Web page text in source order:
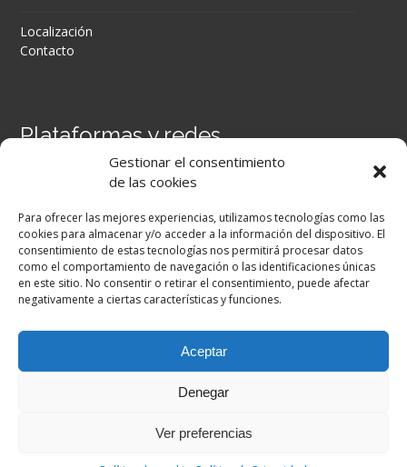
Gestionar el consentimiento
de las cookies
Para ofrecer las mejores experiencias, utilizamos tecnologías como las
cookies para almacenar y/o acceder a la información del dispositivo. El
consentimiento de estas tecnologías nos permitirá procesar datos
como el comportamiento de navegación o las identificaciones únicas
en este sitio. No consentir o retirar el consentimiento, puede afectar
negativamente a ciertas características y funciones.
Aceptar
Denegar
Ver preferencias
Localización
Contacto
Plataformas y redes
Secretaría Virtual
Facebook
Copyright © 2026. All Rights Reserved |